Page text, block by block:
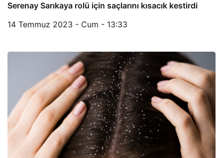
Serenay Sarıkaya rolü için saçlarını kısacık kestirdi
14 Temmuz 2023 - Cum - 13:33